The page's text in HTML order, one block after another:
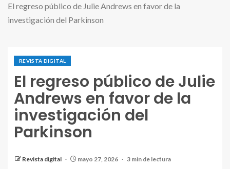
El regreso público de Julie Andrews en favor de la
investigación del Parkinson
REVISTA DIGITAL
El regreso público de Julie
Andrews en favor de la
investigación del
Parkinson
Revista digital mayo 27, 2026 3 min de lectura